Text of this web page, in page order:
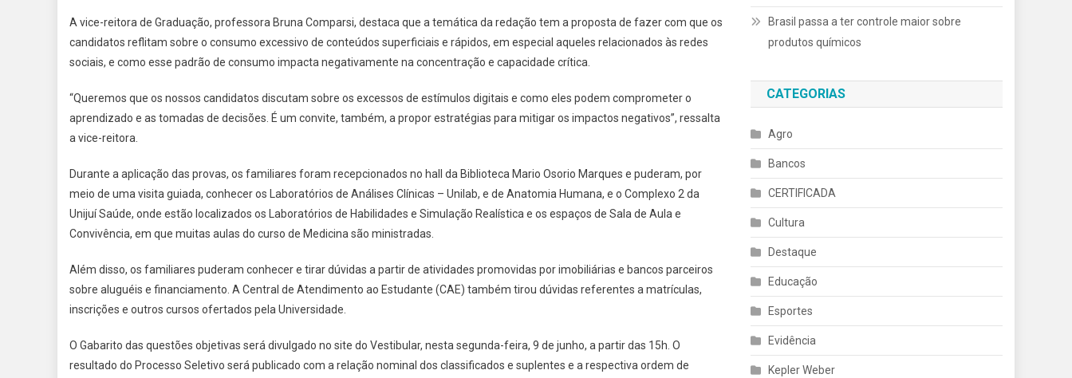
A vice-reitora de Graduação, professora Bruna Comparsi, destaca que a temática da redação tem a proposta de fazer com que os
candidatos reflitam sobre o consumo excessivo de conteúdos superficiais e rápidos, em especial aqueles relacionados às redes
sociais, e como esse padrão de consumo impacta negativamente na concentração e capacidade crítica.
“Queremos que os nossos candidatos discutam sobre os excessos de estímulos digitais e como eles podem comprometer o
aprendizado e as tomadas de decisões. É um convite, também, a propor estratégias para mitigar os impactos negativos”, ressalta
a vice-reitora.
Durante a aplicação das provas, os familiares foram recepcionados no hall da Biblioteca Mario Osorio Marques e puderam, por
meio de uma visita guiada, conhecer os Laboratórios de Análises Clínicas – Unilab, e de Anatomia Humana, e o Complexo 2 da
Unijuí Saúde, onde estão localizados os Laboratórios de Habilidades e Simulação Realística e os espaços de Sala de Aula e
Convivência, em que muitas aulas do curso de Medicina são ministradas.
Além disso, os familiares puderam conhecer e tirar dúvidas a partir de atividades promovidas por imobiliárias e bancos parceiros
sobre aluguéis e financiamento. A Central de Atendimento ao Estudante (CAE) também tirou dúvidas referentes a matrículas,
inscrições e outros cursos ofertados pela Universidade.
O Gabarito das questões objetivas será divulgado no site do Vestibular, nesta segunda-feira, 9 de junho, a partir das 15h. O
resultado do Processo Seletivo será publicado com a relação nominal dos classificados e suplentes e a respectiva ordem de
Brasil passa a ter controle maior sobre
produtos químicos
CATEGORIAS
Agro
Bancos
CERTIFICADA
Cultura
Destaque
Educação
Esportes
Evidência
Kepler Weber